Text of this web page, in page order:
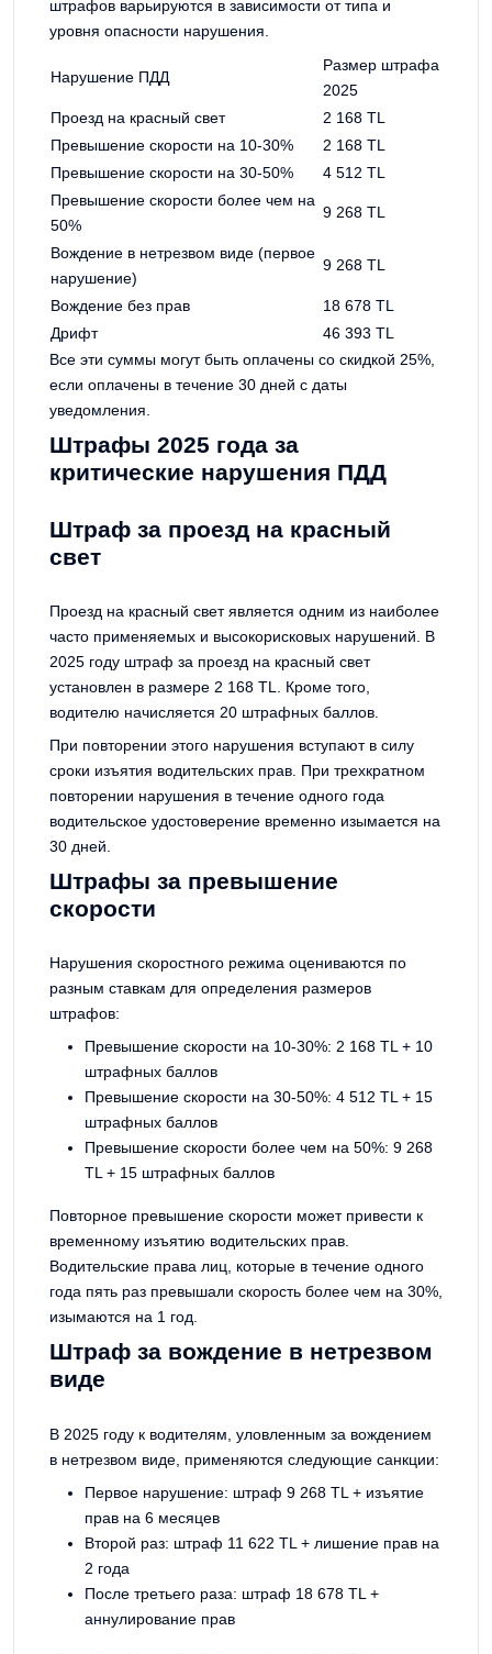
штрафов варьируются в зависимости от типа и
уровня опасности нарушения.
Нарушение ПДД
Размер штрафа
2025
Проезд на красный свет
2 168 TL
Превышение скорости на 10-30%
2 168 TL
Превышение скорости на 30-50%
4 512 TL
Превышение скорости более чем на
50%
9 268 TL
Вождение в нетрезвом виде (первое
нарушение)
9 268 TL
Вождение без прав
18 678 TL
Дрифт
46 393 TL
Все эти суммы могут быть оплачены со скидкой 25%,
если оплачены в течение 30 дней с даты
уведомления.
Штрафы 2025 года за
критические нарушения ПДД
Штраф за проезд на красный
свет
Проезд на красный свет является одним из наиболее
часто применяемых и высокорисковых нарушений. В
2025 году штраф за проезд на красный свет
установлен в размере 2 168 TL. Кроме того,
водителю начисляется 20 штрафных баллов.
При повторении этого нарушения вступают в силу
сроки изъятия водительских прав. При трехкратном
повторении нарушения в течение одного года
водительское удостоверение временно изымается на
30 дней.
Штрафы за превышение
скорости
Нарушения скоростного режима оцениваются по
разным ставкам для определения размеров
штрафов:
Превышение скорости на 10-30%: 2 168 TL + 10
штрафных баллов
Превышение скорости на 30-50%: 4 512 TL + 15
штрафных баллов
Превышение скорости более чем на 50%: 9 268
TL + 15 штрафных баллов
Повторное превышение скорости может привести к
временному изъятию водительских прав.
Водительские права лиц, которые в течение одного
года пять раз превышали скорость более чем на 30%,
изымаются на 1 год.
Штраф за вождение в нетрезвом
виде
В 2025 году к водителям, уловленным за вождением
в нетрезвом виде, применяются следующие санкции:
Первое нарушение: штраф 9 268 TL + изъятие
прав на 6 месяцев
Второй раз: штраф 11 622 TL + лишение прав на
2 года
После третьего раза: штраф 18 678 TL +
аннулирование прав